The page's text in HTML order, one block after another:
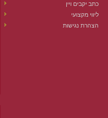
כתב יקבים ויין
ליווי מקצועי
הצהרת נגישות